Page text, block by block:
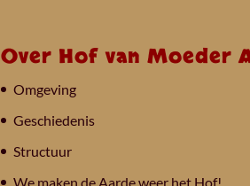
Over Hof van Moeder
Omgeving
Geschiedenis
Structuur
We maken de Aarde weer het Hof!